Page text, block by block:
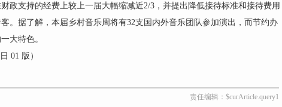
政支持的经费上较上一届大幅缩减近2/3，并提出降低接待标准和接待费用
。据了解，本届乡村音乐周将有32支国内外音乐团队参加演出，而节约办
大特色。
01 版）
责任编辑：$curArticle.query1